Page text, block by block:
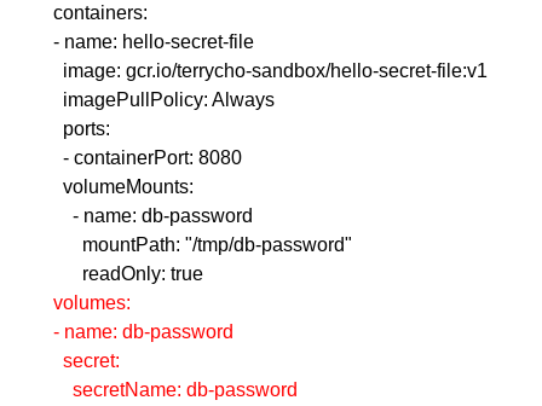
containers:
- name: hello-secret-file
image: gcr.io/terrycho-sandbox/hello-secret-file:v1
imagePullPolicy: Always
ports:
- containerPort: 8080
volumeMounts:
- name: db-password
mountPath: "/tmp/db-password"
readOnly: true
volumes:
- name: db-password
secret:
secretName: db-password